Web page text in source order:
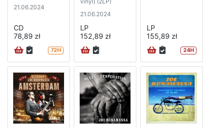
21.06.2024
CD
78,89 zł
72H
21.06.2024
LP
152,89 zł
LP
155,89 zł
24H